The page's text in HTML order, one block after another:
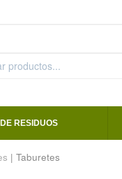
RESIDUOS
| Taburetes